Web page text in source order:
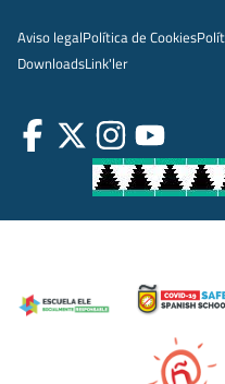
Aviso legalPolítica de Cookies
DownloadsLink'ler